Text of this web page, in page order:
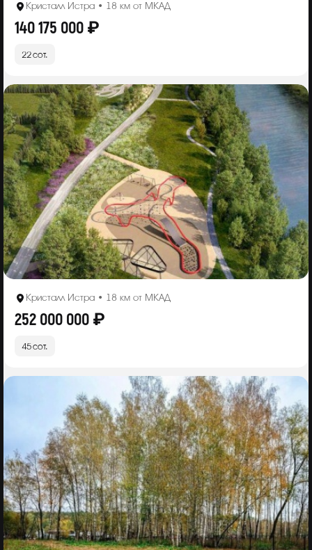
Кристалл Истра • 18 км от МКАД
140 175 000 ₽
22 сот.
Кристалл Истра • 18 км от МКАД
252 000 000 ₽
45 сот.